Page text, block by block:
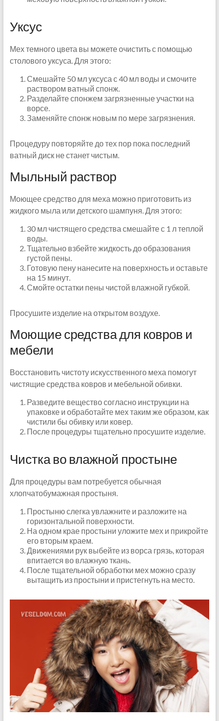
Уксус
Мех темного цвета вы можете очистить с помощью
столового уксуса. Для этого:
Смешайте 50 мл уксуса с 40 мл воды и смочите
раствором ватный спонж.
Разделайте спонжем загрязненные участки на
ворсе.
Заменяйте спонж новым по мере загрязнения.
Процедуру повторяйте до тех пор пока последний
ватный диск не станет чистым.
Мыльный раствор
Моющее средство для меха можно приготовить из
жидкого мыла или детского шампуня. Для этого:
30 мл чистящего средства смешайте с 1 л теплой
воды.
Тщательно взбейте жидкость до образования
густой пены.
Готовую пену нанесите на поверхность и оставьте
на 15 минут.
Смойте остатки пены чистой влажной губкой.
Просушите изделие на открытом воздухе.
Моющие средства для ковров и
мебели
Восстановить чистоту искусственного меха помогут
чистящие средства ковров и мебельной обивки.
Разведите вещество согласно инструкции на
упаковке и обработайте мех таким же образом, как
чистили бы обивку или ковер.
После процедуры тщательно просушите изделие.
Чистка во влажной простыне
Для процедуры вам потребуется обычная
хлопчатобумажная простыня.
Простыню слегка увлажните и разложите на
горизонтальной поверхности.
На одном крае простыни уложите мех и прикройте
его вторым краем.
Движениями рук выбейте из ворса грязь, которая
впитается во влажную ткань.
После тщательной обработки мех можно сразу
вытащить из простыни и пристегнуть на место.